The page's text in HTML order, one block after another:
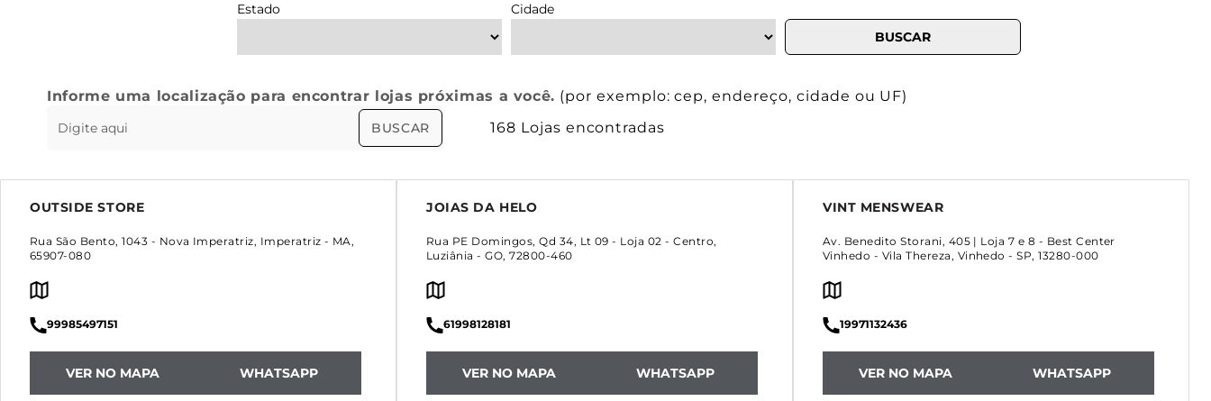
Estado Cidade
Informe uma localização para encontrar lojas próximas a você. (por exemplo: cep, endereço, cidade ou UF)
BUSCAR 168 Lojas encontradas
OUTSIDE STORE
Rua São Bento, 1043 - Nova Imperatriz, Imperatriz - MA,
65907-080
99985497151
VER NO MAPA WHATSAPP
JOIAS DA HELO
Rua PE Domingos, Qd 34, Lt 09 - Loja 02 -Centro,
Luziânia - GO,72800-460
61998128181
VER NO MAPA WHATSAPP
VINT MENSWEAR
Av. Benedito Storani, 405 | Loja 7 e 8 - Best Center
Vinhedo - Vila Thereza, Vinhedo - SP,13280-000
19971132436
VER NO MAPA WHATSAPP